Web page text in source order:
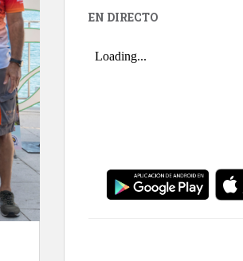
EN DIRECTO